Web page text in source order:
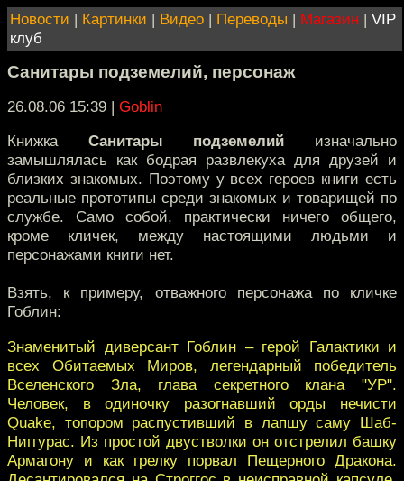
Новости | Картинки | Видео | Переводы | Магазин | VIP
клуб
Санитары подземелий, персонаж
26.08.06 15:39 | Goblin
Книжка Санитары подземелий изначально
замышлялась как бодрая развлекуха для друзей и
близких знакомых. Поэтому у всех героев книги есть
реальные прототипы среди знакомых и товарищей по
службе. Само собой, практически ничего общего,
кроме кличек, между настоящими людьми и
персонажами книги нет.
Взять, к примеру, отважного персонажа по кличке
Гоблин:
Знаменитый диверсант Гоблин – герой Галактики и
всех Обитаемых Миров, легендарный победитель
Вселенского Зла, глава секретного клана "УР".
Человек, в одиночку разогнавший орды нечисти
Quake, топором распустивший в лапшу саму Шаб-
Ниггурас. Из простой двустволки он отстрелил башку
Армагону и как грелку порвал Пещерного Дракона.